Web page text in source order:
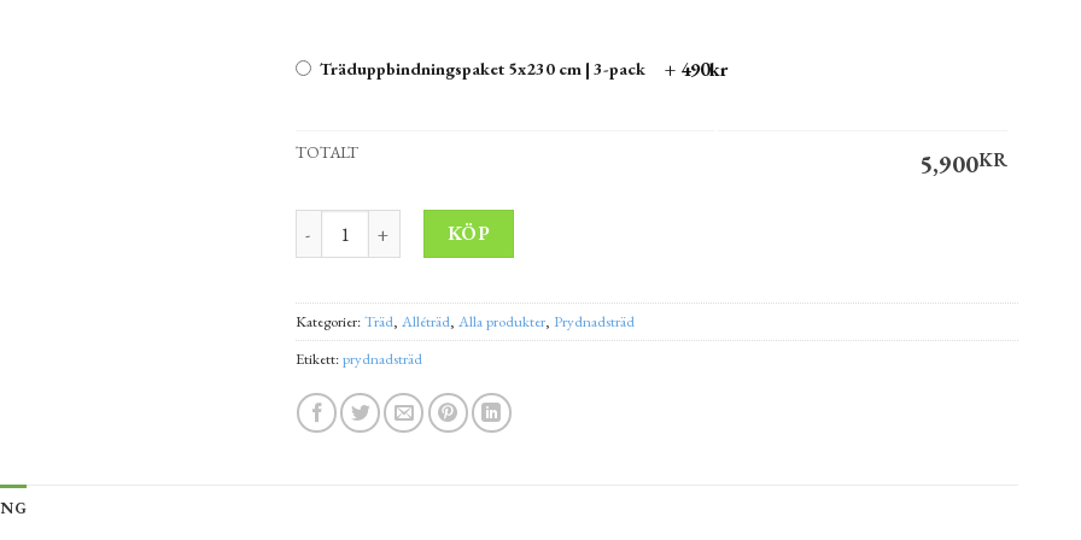
Träduppbindningspaket 5x230 cm | 3-pack + 490kr
TOTALT 5,900KR
Pelarrönn 'Autumn Spire' 350–450 cm mängd
KÖP
Kategorier:Träd, Alléträd, Alla produkter, Prydnadsträd
Etikett:prydnadsträd